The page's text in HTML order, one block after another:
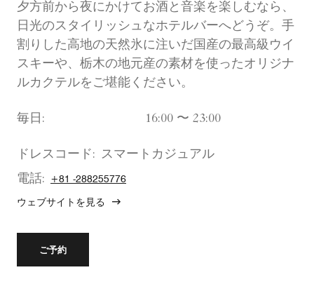
夕方前から夜にかけてお酒と音楽を楽しむなら、
日光のスタイリッシュなホテルバーへどうぞ。手
割りした高地の天然氷に注いだ国産の最高級ウイ
スキーや、栃木の地元産の素材を使ったオリジナ
ルカクテルをご堪能ください。
毎日: 16:00 〜 23:00
ドレスコード: スマートカジュアル
電話:
+81 -288255776
ウェブサイトを見る
ご予約